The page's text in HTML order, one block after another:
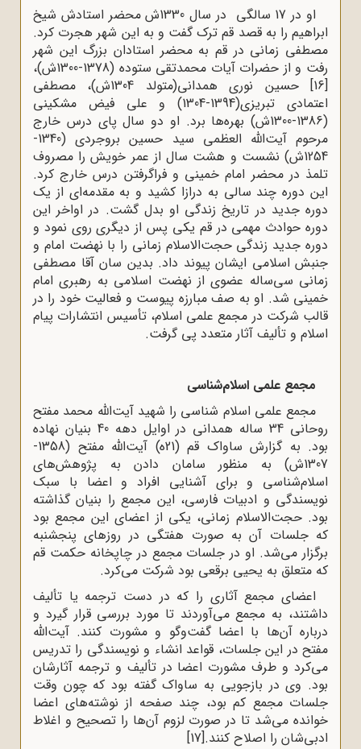
او در 17 سالگی در سال 1330ش محضر استادش شیخ
ابراهیم را به قصد قم ترک گفت و به این شهر هجرت کرد.
مصطفی زمانی در قم به محضر استادان بزرگ این شهر
رفت و از حضرات آیات محمدتقی ستوده (1378-1300ش)،
[16]
حسین نوری همدانی(متولد 1304ش)، مصطفی
اعتمادی تبریزی(1394-1304) و علی فیض مشکینی
(1386-1300ش) بهره‌ها برد. او دو سال پای درس خارج
مرحوم آیت‌الله العظمی سید حسین بروجردی (1340-
1254ش) نشست و هشت سال از عمر خویش را مصروف
تلمذ در محضر امام خمینی و فراگرفتن درس خارج کرد.
این دوره چند سالی به درازا کشید و به مقدمه‌ای از یک
دوره جدید در تاریخ زندگی او بدل گشت. در اواخر این
دوره حوادث مهمی در قم یکی پس از دیگری روی نمود و
دوره جدید زندگی حجت‌الاسلام زمانی را با نهضت امام و
جنبش اسلامی ایشان پیوند داد. بدین سان آقا مصطفی
زمانی سی‌ساله عضوی از نهضت اسلامی به رهبری امام
خمینی شد. او به صف مبارزه پیوست و فعالیت خود را در
قالب شرکت در مجمع علمی اسلام، تأسیس انتشارات پیام
اسلام و تألیف آثار متعدد پی گرفت.
مجمع علمی اسلام‌شناسی
مجمع علمی اسلام شناسی را شهید آیت‌الله محمد مفتح
روحانی 34 ساله همدانی در اوایل دهه 40 بنیان نهاده
بود. به گزارش ساواک قم (21ه‌) آیت‌الله مفتح (1358-
1307ش) به منظور سامان دادن به پژوهش‌های
اسلام‌شناسی و برای آشنایی افراد و اعضا با سبک
نویسندگی و ادبیات فارسی، این مجمع را بنیان گذاشته
بود. حجت‌الاسلام زمانی، یکی از اعضای این مجمع بود
که جلسات آن به صورت هفتگی در روزهای پنجشنبه
برگزار می‌شد. او در جلسات مجمع در چاپخانه حکمت قم
که متعلق به یحیی برقعی بود شرکت می‌کرد.
اعضای مجمع آثاری را که در دست ترجمه یا تألیف
داشتند، به مجمع می‌آوردند تا مورد بررسی قرار گیرد و
درباره آن‌ها با اعضا گفت‌وگو و مشورت کنند. آیت‌الله
مفتح در این جلسات، قواعد انشاء و نویسندگی را تدریس
می‌کرد و طرف مشورت اعضا در تألیف و ترجمه آثارشان
بود. وی در بازجویی به ساواک گفته بود که چون وقت
جلسات مجمع کم بود، چند صفحه از نوشته‌های اعضا
خوانده می‌شد تا در صورت لزوم آن‌ها را تصحیح و اغلاط
ادبی‌شان را اصلاح کنند.[17]